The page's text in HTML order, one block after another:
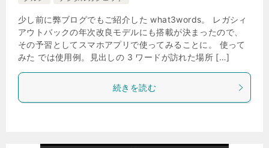
少し前に弊ブログでもご紹介した what3words。 レガシィ
アウトバックの年次改良モデルにも搭載が決まったので、
その予習としてスマホアプリで使ってみることに。 使って
みた では使用例。見出しの 3 ワードが訪れた場所 […]
続きを読む